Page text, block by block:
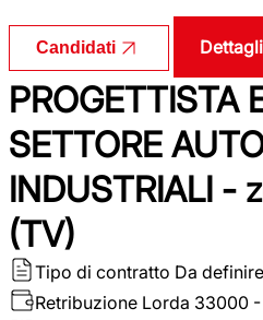
Candidati
PROGETTISTA
SETTORE
INDUSTRIALI -
(TV)
Tipo di contratto Da
Retribuzione Lorda 33000